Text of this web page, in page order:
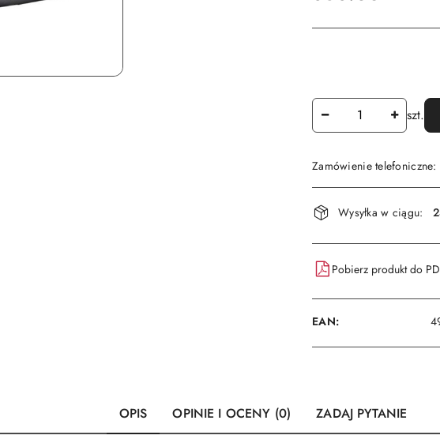
Ilość szt.
Zamówienie
Dostępność
i
dostawa
Wysyłka w ciągu:
Pobierz produkt do
EAN:
OPIS OPINIE I OCENY (0) ZADAJ PYTANIE